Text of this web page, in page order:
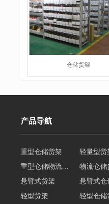
仓储货架
阁楼货架
产品导航
重型仓储货架 轻量型货
物流仓储
悬臂式货架
悬臂式仓
轻型货架
轻型仓储